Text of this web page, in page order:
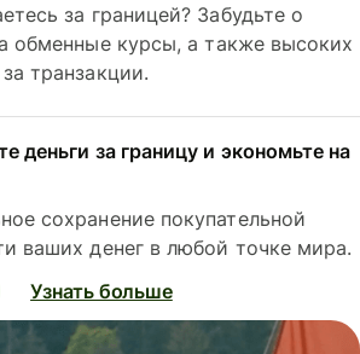
за границей? Забудьте о
обменные курсы, а также высоких
транзакции.
деньги за границу и экономьте на
сохранение покупательной
ваших денег в любой точке мира.
Узнать больше